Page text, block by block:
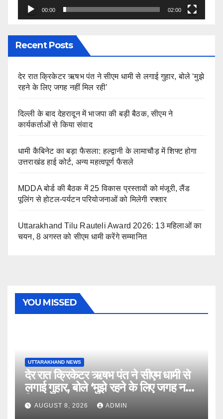
00:00 02:00
Recent Posts
देर रात क्रिकेटर ऋषभ पंत ने सीएम धामी से लगाई गुहार, बोले ‘मुझे
रहने के लिए जगह नहीं मिल रही’
दिल्ली के बाद देहरादून में भाजपा की बड़ी बैठक, सीएम ने
कार्यकर्ताओं से किया संवाद
धामी कैबिनेट का बड़ा फैसला: हल्द्वानी के लामाचौड़ में शिफ्ट होगा
उत्तराखंड हाई कोर्ट, अन्य महत्वपूर्ण फैसले
MDDA बोर्ड की बैठक में 25 विकास प्रस्तावों को मंजूरी, लैंड
पूलिंग से होटल-पर्यटन परियोजनाओं को मिलेगी रफ्तार
Uttarakhand Tilu Rauteli Award 2026: 13 महिलाओं का
चयन, 8 अगस्त को सीएम धामी करेंगे सम्मानित
YOU MISSED
UTTARAKHAND NEWS
देर रात क्रिकेटर ऋषभ पंत ने सीएम धामी से
लगाई गुहार, बोले ‘मुझे रहने के लिए जगह नहीं
मिल रही’
AUGUST 8, 2026 ADMIN